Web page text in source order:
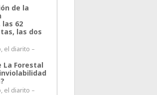
de la
las 62
las dos
el diarito –
La Forestal
el diarito –